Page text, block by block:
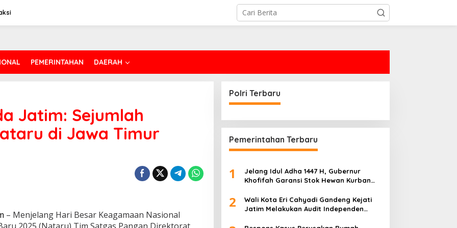
PEMERINTAHAN DAERAH
Jatim: Sejumlah
di Jawa Timur
– Menjelang Hari Besar Keagamaan Nasional
Polri Terbaru
Pemerintahan Terbaru
1
Jelang Idul Adha 1447 H, Gubernur
Khofifah Garansi Stok Hewan Kurban
2
Wali Kota Eri Cahyadi Gandeng Kejati
Jatim Melakukan Audit Independen